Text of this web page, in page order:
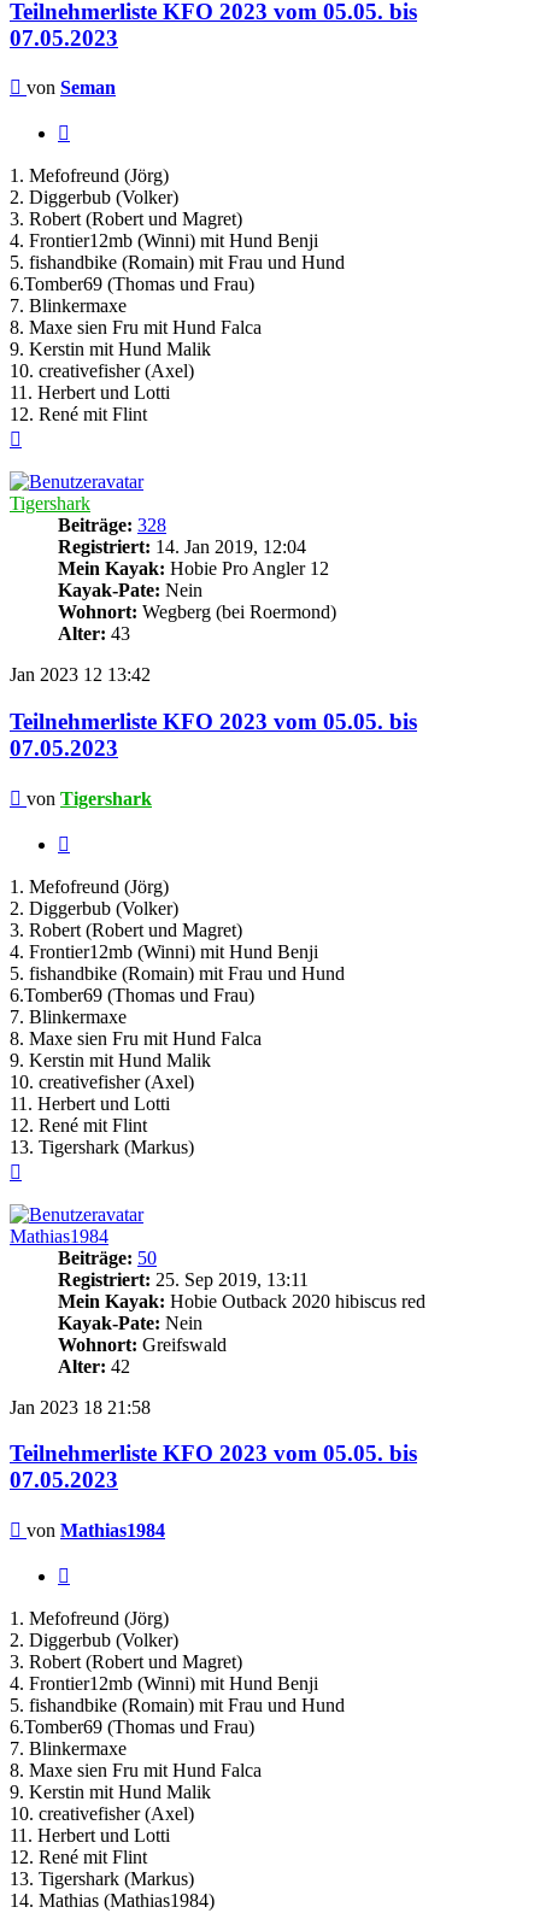
Teilnehmerliste KFO 2023 vom 05.05. bis
07.05.2023
Beitrag
von Seman
1. Mefofreund (Jörg)
2. Diggerbub (Volker)
3. Robert (Robert und Magret)
4. Frontier12mb (Winni) mit Hund Benji
5. fishandbike (Romain) mit Frau und Hund
6.Tomber69 (Thomas und Frau)
7. Blinkermaxe
8. Maxe sien Fru mit Hund Falca
9. Kerstin mit Hund Malik
10. creativefisher (Axel)
11. Herbert und Lotti
12. René mit Flint
Tigershark
Beiträge: 328
Registriert: 14. Jan 2019, 12:04
Mein Kayak: Hobie Pro Angler 12
Kayak-Pate: Nein
Wohnort: Wegberg (bei Roermond)
Alter: 43
Jan 2023 12 13:42
Teilnehmerliste KFO 2023 vom 05.05. bis
07.05.2023
Beitrag
von Tigershark
1. Mefofreund (Jörg)
2. Diggerbub (Volker)
3. Robert (Robert und Magret)
4. Frontier12mb (Winni) mit Hund Benji
5. fishandbike (Romain) mit Frau und Hund
6.Tomber69 (Thomas und Frau)
7. Blinkermaxe
8. Maxe sien Fru mit Hund Falca
9. Kerstin mit Hund Malik
10. creativefisher (Axel)
11. Herbert und Lotti
12. René mit Flint
13. Tigershark (Markus)
Mathias1984
Beiträge: 50
Registriert: 25. Sep 2019, 13:11
Mein Kayak: Hobie Outback 2020 hibiscus red
Kayak-Pate: Nein
Wohnort: Greifswald
Alter: 42
Jan 2023 18 21:58
Teilnehmerliste KFO 2023 vom 05.05. bis
07.05.2023
Beitrag
von Mathias1984
1. Mefofreund (Jörg)
2. Diggerbub (Volker)
3. Robert (Robert und Magret)
4. Frontier12mb (Winni) mit Hund Benji
5. fishandbike (Romain) mit Frau und Hund
6.Tomber69 (Thomas und Frau)
7. Blinkermaxe
8. Maxe sien Fru mit Hund Falca
9. Kerstin mit Hund Malik
10. creativefisher (Axel)
11. Herbert und Lotti
12. René mit Flint
13. Tigershark (Markus)
14. Mathias (Mathias1984)